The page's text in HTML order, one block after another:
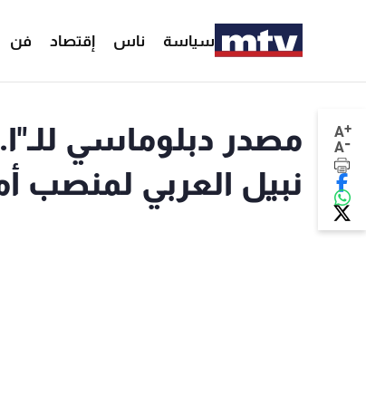
سياسة ناس إقتصاد فن
A+
A-
مصدر دبلوماسي
نبيل العربي لمنصب